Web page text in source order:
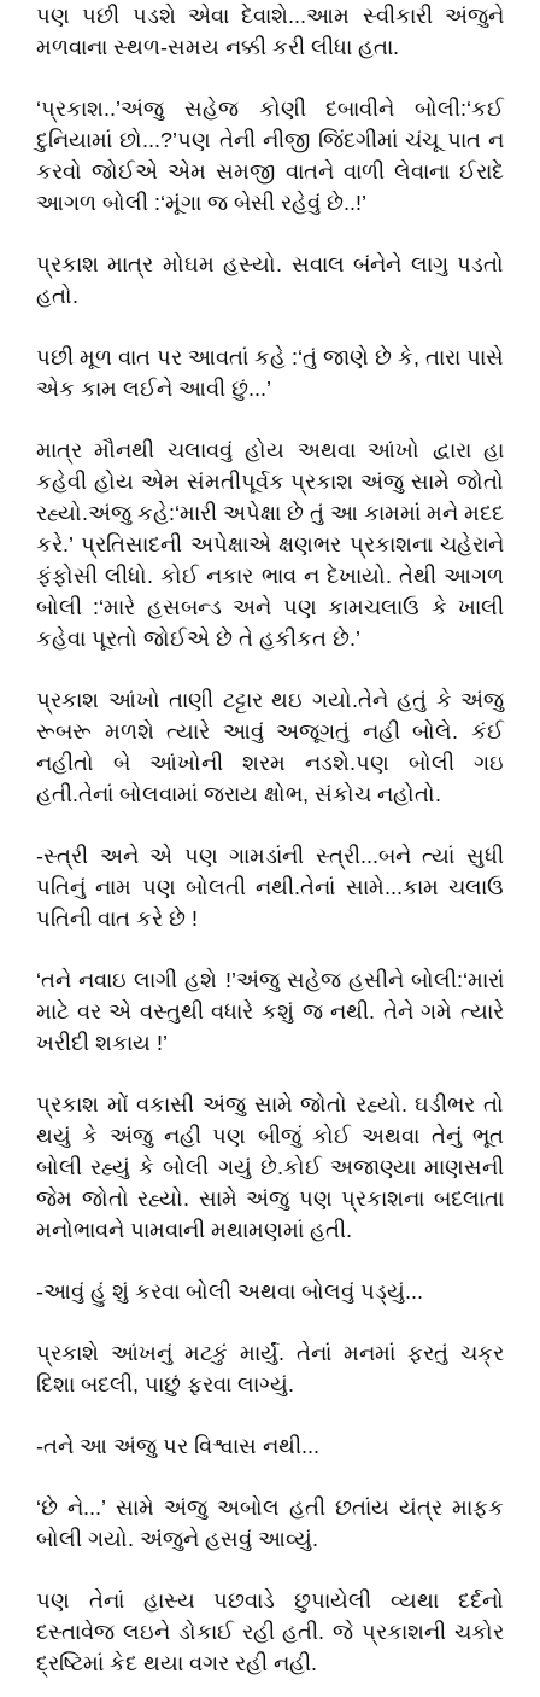
પણ પછી પડશે એવા દેવાશે...આમ સ્વીકારી અંજુને
મળવાના સ્થળ-સમય નક્કી કરી લીધા હતા.
‘પ્રકાશ..’અંજુ સહેજ કોણી દબાવીને બોલી:‘કઈ
દુનિયામાં છો...?’પણ તેની નીજી જિંદગીમાં ચંચૂ પાત ન
કરવો જોઈએ એમ સમજી વાતને વાળી લેવાના ઈરાદે
આગળ બોલી :‘મૂંગા જ બેસી રહેવું છે..!’
પ્રકાશ માત્ર મોઘમ હસ્યો. સવાલ બંનેને લાગુ પડતો
હતો.
પછી મૂળ વાત પર આવતાં કહે :‘તું જાણે છે કે, તારા પાસે
એક કામ લઈને આવી છું...’
માત્ર મૌનથી ચલાવવું હોય અથવા આંખો દ્વારા હા
કહેવી હોય એમ સંમતીપૂર્વક પ્રકાશ અંજુ સામે જોતો
રહ્યો.અંજુ કહે:‘મારી અપેક્ષા છે તું આ કામમાં મને મદદ
કરે.’ પ્રતિસાદની અપેક્ષાએ ક્ષણભર પ્રકાશના ચહેરાને
ફંફોસી લીધો. કોઈ નકાર ભાવ ન દેખાયો. તેથી આગળ
બોલી :‘મારે હસબન્ડ અને પણ કામચલાઉ કે ખાલી
કહેવા પૂરતો જોઈએ છે તે હકીકત છે.’
પ્રકાશ આંખો તાણી ટટ્ટાર થઇ ગયો.તેને હતું કે અંજુ
રૂબરૂ મળશે ત્યારે આવું અજૂગતું નહી બોલે. કંઈ
નહીતો બે આંખોની શરમ નડશે.પણ બોલી ગઇ
હતી.તેનાં બોલવામાં જરાય ક્ષોભ, સંકોચ નહોતો.
-સ્ત્રી અને એ પણ ગામડાંની સ્ત્રી...બને ત્યાં સુધી
પતિનું નામ પણ બોલતી નથી.તેનાં સામે...કામ ચલાઉ
પતિની વાત કરે છે !
‘તને નવાઇ લાગી હશે !’અંજુ સહેજ હસીને બોલી:‘મારાં
માટે વર એ વસ્તુથી વધારે કશું જ નથી. તેને ગમે ત્યારે
ખરીદી શકાય !’
પ્રકાશ મોં વકાસી અંજુ સામે જોતો રહ્યો. ઘડીભર તો
થયું કે અંજુ નહી પણ બીજું કોઈ અથવા તેનું ભૂત
બોલી રહ્યું કે બોલી ગયું છે.કોઈ અજાણ્યા માણસની
જેમ જોતો રહ્યો. સામે અંજુ પણ પ્રકાશના બદલાતા
મનોભાવને પામવાની મથામણમાં હતી.
-આવું હું શું કરવા બોલી અથવા બોલવું પડ્યું...
પ્રકાશે આંખનું મટકું માર્યું. તેનાં મનમાં ફરતું ચક્ર
દિશા બદલી, પાછું ફરવા લાગ્યું.
-તને આ અંજુ પર વિશ્વાસ નથી...
‘છે ને...’ સામે અંજુ અબોલ હતી છતાંય યંત્ર માફક
બોલી ગયો. અંજુને હસવું આવ્યું.
પણ તેનાં હાસ્ય પછવાડે છુપાયેલી વ્યથા દર્દનો
દસ્તાવેજ લઇને ડોકાઈ રહી હતી. જે પ્રકાશની ચકોર
દ્રષ્ટિમાં કેદ થયા વગર રહી નહી.